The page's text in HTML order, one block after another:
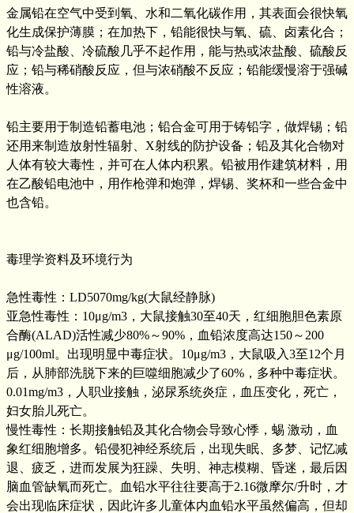
金属铅在空气中受到氧、水和二氧化碳作用，其表面会很快氧
化生成保护薄膜；在加热下，铅能很快与氧、硫、卤素化合；
铅与冷盐酸、冷硫酸几乎不起作用，能与热或浓盐酸、硫酸反
应；铅与稀硝酸反应，但与浓硝酸不反应；铅能缓慢溶于强碱
性溶液。
铅主要用于制造铅蓄电池；铅合金可用于铸铅字，做焊锡；铅
还用来制造放射性辐射、X射线的防护设备；铅及其化合物对
人体有较大毒性，并可在人体内积累。铅被用作建筑材料，用
在乙酸铅电池中，用作枪弹和炮弹，焊锡、奖杯和一些合金中
也含铅。
毒理学资料及环境行为
急性毒性：LD5070mg/kg(大鼠经静脉)
亚急性毒性：10μg/m3，大鼠接触30至40天，红细胞胆色素原
合酶(ALAD)活性减少80%～90%，血铅浓度高达150～200
μg/100ml。出现明显中毒症状。10μg/m3，大鼠吸入3至12个月
后，从肺部洗脱下来的巨噬细胞减少了60%，多种中毒症状。
0.01mg/m3，人职业接触，泌尿系统炎症，血压变化，死亡，
妇女胎儿死亡。
慢性毒性：长期接触铅及其化合物会导致心悸，蜴 激动，血
象红细胞增多。铅侵犯神经系统后，出现失眠、多梦、记忆减
退、疲乏，进而发展为狂躁、失明、神志模糊、昏迷，最后因
脑血管缺氧而死亡。血铅水平往往要高于2.16微摩尔/升时，才
会出现临床症状，因此许多儿童体内血铅水平虽然偏高，但却